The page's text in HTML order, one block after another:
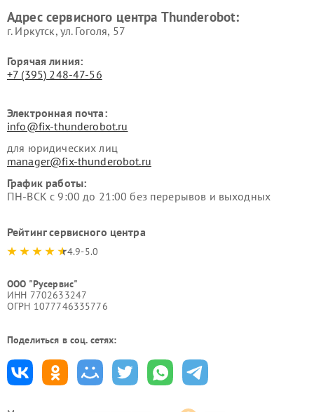
Адрес сервисного центра Thunderobot:
г. Иркутск, ул. ​Гоголя, 57
Горячая линия:
+7 (395) 248-47-56
Электронная почта:
info@fix-thunderobot.ru
для юридических лиц
manager@fix-thunderobot.ru
График работы:
ПН-ВСК с 9:00 до 21:00 без перерывов и выходных
Рейтинг сервисного центра
4.9-5.0
ООО "Русервис"
ИНН 7702633247
ОГРН 1077746335776
Поделиться в соц. сетях: